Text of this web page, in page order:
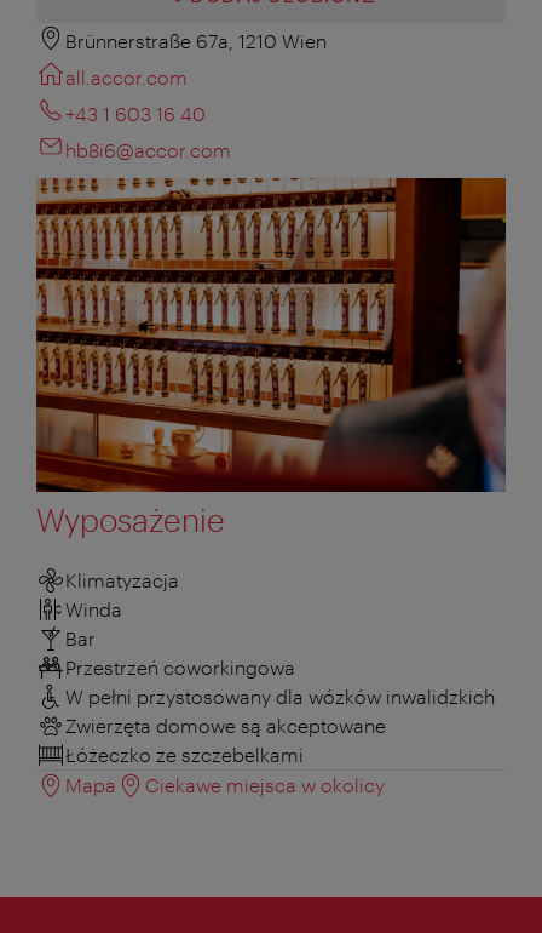
Brünnerstraße 67a, 1210 Wien
all.accor.com
+43 1 603 16 40
hb8i6@accor.com
Wyposażenie
Klimatyzacja
Winda
Bar
Przestrzeń coworkingowa
W pełni przystosowany dla wózków inwalidzkich
Zwierzęta domowe są akceptowane
Łóżeczko ze szczebelkami
Mapa
Ciekawe miejsca w okolicy